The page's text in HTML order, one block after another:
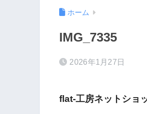
ホーム
IMG_7335
2026年1月27日
flat-工房ネットショ